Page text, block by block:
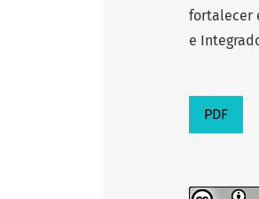
fortalecer
e
PDF